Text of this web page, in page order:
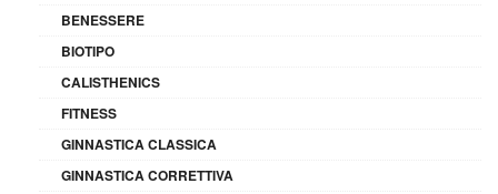
BENESSERE
BIOTIPO
CALISTHENICS
FITNESS
GINNASTICA CLASSICA
GINNASTICA CORRETTIVA